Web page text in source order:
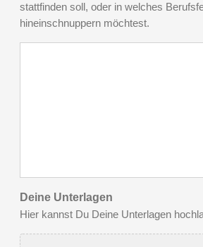
stattfinden soll, oder in welches
hineinschnuppern möchtest.
Deine Unterlagen
Hier kannst Du Deine Unterlagen